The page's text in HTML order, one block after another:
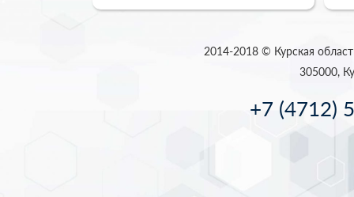
2014-2018 © Курская
305000,
+7 (4712)